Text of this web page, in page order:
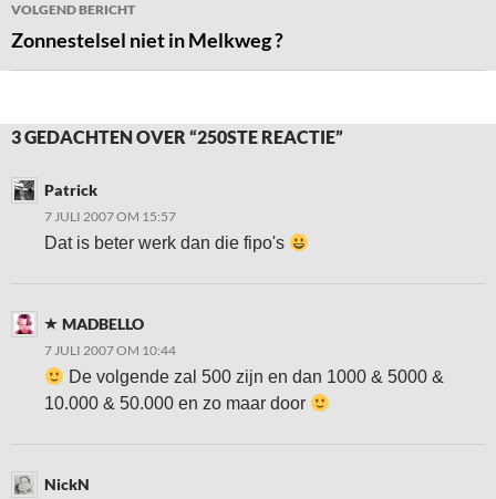
VOLGEND BERICHT
Zonnestelsel niet in Melkweg ?
3 GEDACHTEN OVER “250STE REACTIE”
Patrick
7 JULI 2007 OM 15:57
Dat is beter werk dan die fipo's
MADBELLO
7 JULI 2007 OM 10:44
De volgende zal 500 zijn en dan 1000 & 5000 &
10.000 & 50.000 en zo maar door
NickN